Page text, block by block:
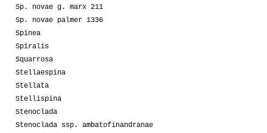
Sp. novae g. marx 211
Sp. novae palmer 1336
Spinea
Spiralis
Squarrosa
Stellaespina
Stellata
Stellispina
Stenoclada
Stenoclada ssp. ambatofinandranae